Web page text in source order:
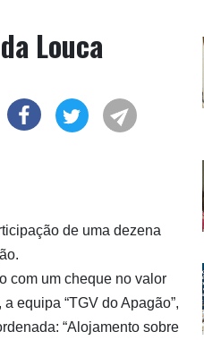
Louca
de uma dezena
com um cheque no valor
equipa “TGV do Apagão”,
“Alojamento sobre